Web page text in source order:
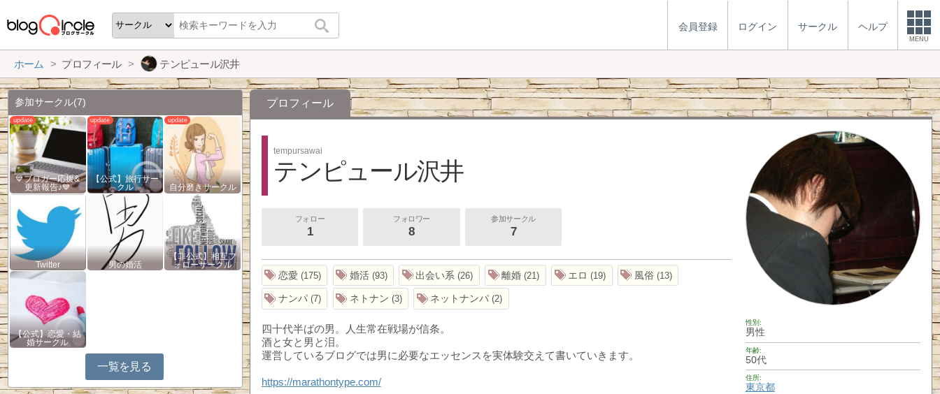
会員登録 ログイン サークル ヘルプ
MENU
ホーム プロフィール テンピュール沢井
プロフィール
tempursawai
テンピュール沢井
フォロー
1
フォロワー
8
参加サークル
7
性別
男性
年齢
50代
住所
東京都
恋愛 175 婚活 93 出会い系 26 離婚 21 エロ 19 風俗 13
ナンパ 7 ネトナン 3 ネットナンパ 2
四十代半ばの男。人生常在戦場が信条。
酒と女と男と泪。
運営しているブログでは男に必要なエッセンスを実体験交えて書いていきます。
https://marathontype.com/
参加サークル(7)
💙ブロガー応援&
更新報告♪💙
【公式】旅行サー
クル
自分磨きサークル
Twitter 男の婚活
【非公式】相互フ
ォローサークル
【公式】恋愛・結
婚サークル
一覧を見る